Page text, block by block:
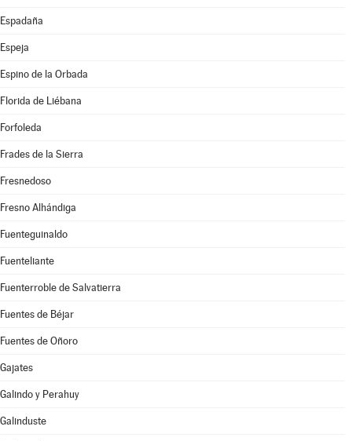
Espadaña
Espeja
Espino de la Orbada
Florida de Liébana
Forfoleda
Frades de la Sierra
Fresnedoso
Fresno Alhándiga
Fuenteguinaldo
Fuenteliante
Fuenterroble de Salvatierra
Fuentes de Béjar
Fuentes de Oñoro
Gajates
Galindo y Perahuy
Galinduste